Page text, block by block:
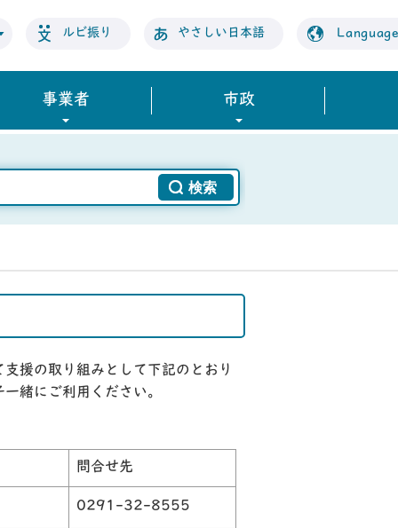
ルビ振り やさしい日本語 Language
事業者 市政
援の取り組みとして下記のとおり
緒にご利用ください。
問合せ先
0291-32-8555